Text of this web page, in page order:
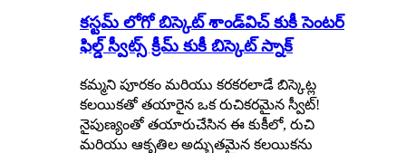
కస్టమ్ లోగో బిస్కెట్ శాండ్‌విచ్ కుకీ సెంటర్
ఫిల్డ్ స్వీట్స్ క్రీమ్ కుకీ బిస్కెట్ స్నాక్
కమ్మని పూరకం మరియు కరకరలాడే బిస్కెట్ల
కలయికతో తయారైన ఒక రుచికరమైన స్వీట్!
నైపుణ్యంతో తయారుచేసిన ఈ కుకీలో, రుచి
మరియు ఆకృతిల అద్భుతమైన కలయికను